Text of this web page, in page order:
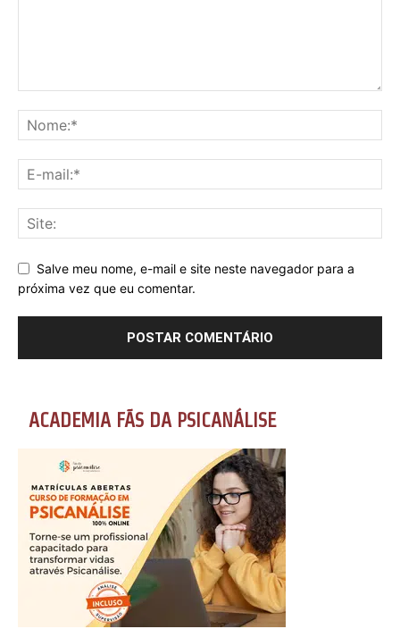
Salve meu nome, e-mail e site neste navegador para a
próxima vez que eu comentar.
ACADEMIA FÃS DA PSICANÁLISE